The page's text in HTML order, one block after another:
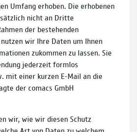
Umfang erhoben. Die erhobenen
nicht an Dritte
der bestehenden
wir Ihre Daten um Ihnen
zukommen zu lassen. Sie
jederzeit formlos
mit einer kurzen E-Mail an die
der comacs GmbH
wir, wie wir diesen Schutz